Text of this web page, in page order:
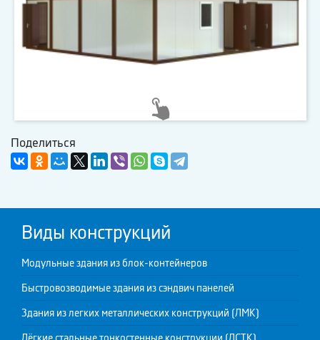
Поделиться
Виды конструкций
Модульные здания из блок-контейнеров
Быстровозводимые здания из сэндвич панелей
Здания из легких металлических конструкций (ЛМК)